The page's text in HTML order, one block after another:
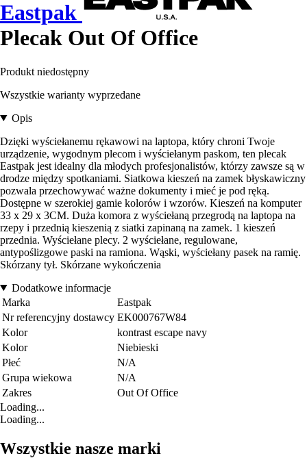
Eastpak
Plecak Out Of Office
Produkt niedostępny
Wszystkie warianty wyprzedane
Opis
Dzięki wyściełanemu rękawowi na laptopa, który chroni Twoje
urządzenie, wygodnym plecom i wyściełanym paskom, ten plecak
Eastpak jest idealny dla młodych profesjonalistów, którzy zawsze są w
drodze między spotkaniami. Siatkowa kieszeń na zamek błyskawiczny
pozwala przechowywać ważne dokumenty i mieć je pod ręką.
Dostępne w szerokiej gamie kolorów i wzorów. Kieszeń na komputer
33 x 29 x 3CM. Duża komora z wyściełaną przegrodą na laptopa na
rzepy i przednią kieszenią z siatki zapinaną na zamek. 1 kieszeń
przednia. Wyściełane plecy. 2 wyściełane, regulowane,
antypoślizgowe paski na ramiona. Wąski, wyściełany pasek na ramię.
Skórzany tył. Skórzane wykończenia
Dodatkowe informacje
Marka
Eastpak
Nr referencyjny dostawcy EK000767W84
Kolor
kontrast escape navy
Kolor
Niebieski
Płeć
N/A
Grupa wiekowa
N/A
Zakres
Out Of Office
Loading...
Loading...
Wszystkie nasze marki